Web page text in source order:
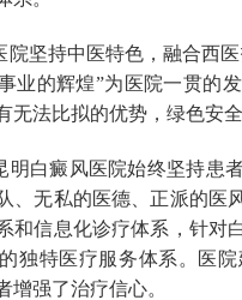
院坚持中医特色，融合西
业的辉煌”为医院一贯的
无法比拟的优势，绿色安
明白癜风医院始终坚持患
、无私的医德、正派的医
和信息化诊疗体系，针对
独特医疗服务体系。医
增强了治疗信心。